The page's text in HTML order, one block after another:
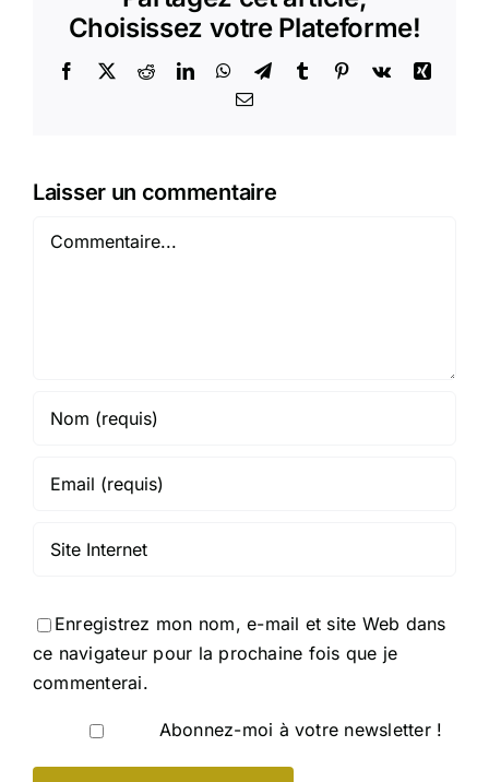
Choisissez votre Plateforme!
Facebook
X RedditLinkedInWhatsApp
TelegramTumblr Pinterest
Vk
Xing
Email
Laisser un commentaire
Commentaire
Enregistrez mon nom, e-mail et site Web dans
ce navigateur pour la prochaine fois que je
commenterai.
Abonnez-moi à votre newsletter !